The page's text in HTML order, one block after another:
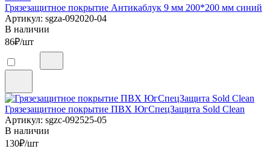
Грязезащитное покрытие Антикаблук 9 мм 200*200 мм синий
Артикул: sgza-092020-04
В наличии
86₽/шт
Грязезащитное покрытие ПВХ ЮгСпецЗащита Sold Clean
Артикул: sgzc-092525-05
В наличии
130₽/шт